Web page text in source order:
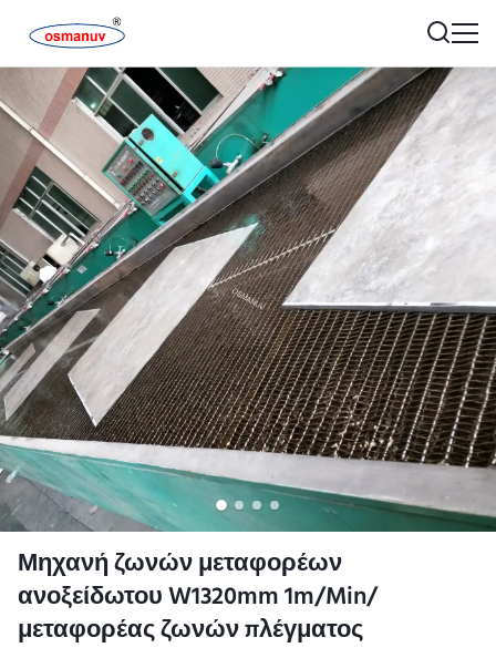
Μηχανή ζωνών μεταφορέων
ανοξείδωτου W1320mm 1m/Min/
μεταφορέας ζωνών πλέγματος